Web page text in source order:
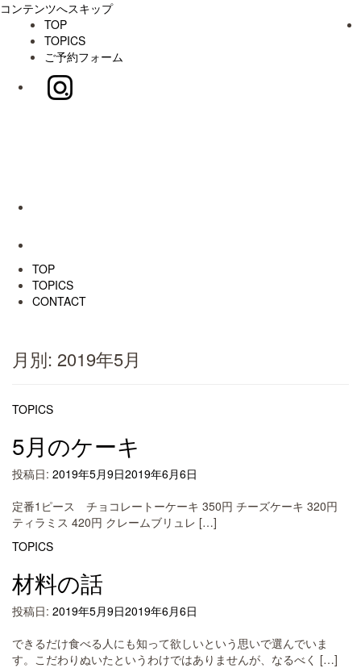
コンテンツへスキップ
TOP
TOPICS
ご予約フォーム
TOP
TOPICS
CONTACT
月別: 2019年5月
TOPICS
5月のケーキ
投稿日: 2019年5月9日2019年6月6日
定番1ピース チョコレートーケーキ 350円 チーズケーキ 320円
ティラミス 420円 クレームブリュレ […]
TOPICS
材料の話
投稿日: 2019年5月9日2019年6月6日
できるだけ食べる人にも知って欲しいという思いで選んでいま
す。こだわりぬいたというわけではありませんが、なるべく […]